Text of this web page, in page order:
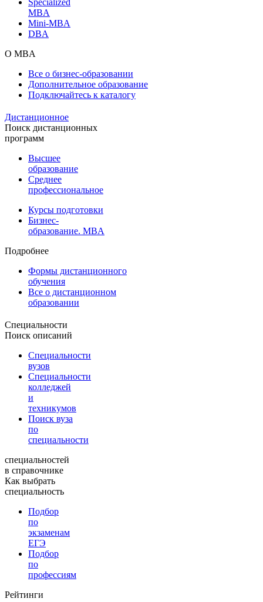
MBA
Mini-MBA
DBA
О MBA
Все о бизнес-образовании
Дополнительное образование
Подключайтесь к каталогу
Дистанционное
Поиск дистанционных
программ
Высшее
образование
Среднее
профессиональное
Курсы подготовки
Бизнес-
образование. MBA
Подробнее
Формы дистанционного
обучения
Все о дистанционном
образовании
Специальности
Поиск описаний
Специальности
вузов
Специальности
колледжей
и
техникумов
Поиск вуза
по
специальности
специальностей
в справочнике
Как выбрать
специальность
Подбор
по
экзаменам
ЕГЭ
Подбор
по
профессиям
Рейтинги